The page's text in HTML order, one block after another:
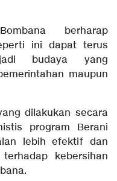
berharap
ini dapat terus
budaya yang
maupun
dilakukan secara
program Berani
lebih efektif dan
kebersihan